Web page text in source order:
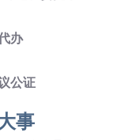
办
公证
事